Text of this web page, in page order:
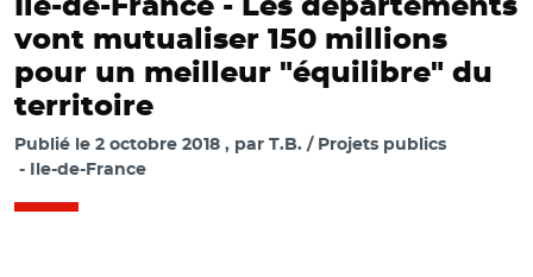
Île-de-France - Les départements
vont mutualiser 150 millions
pour un meilleur "équilibre" du
territoire
Publié le 2 octobre 2018 par T.B. / Projets publics
Ile-de-France